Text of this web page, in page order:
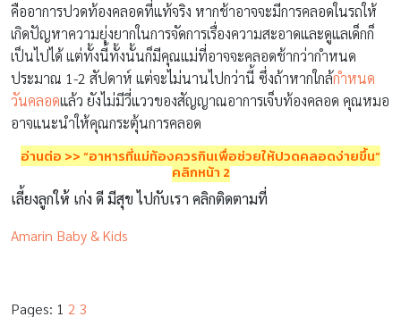
คืออาการปวดท้องคลอดที่แท้จริง หากช้าอาจจะมีการคลอดในรถให้
เกิดปัญหาความยุ่งยากในการจัดการเรื่องความสะอาดและดูแลเด็กก็
เป็นไปได้ แต่ทั้งนี้ทั้งนั้นก็มีคุณแม่ที่อาจจะคลอดช้ากว่ากำหนด
ประมาณ 1-2 สัปดาห์ แต่จะไม่นานไปกว่านี้ ซึ่งถ้าหากใกล้กำหนด
วันคลอดแล้ว ยังไม่มีวี่แววของสัญญาณอาการเจ็บท้องคลอด คุณหมอ
อาจแนะนำให้คุณกระตุ้นการคลอด
อ่านต่อ >>“อาหารที่แม่ท้องควรกินเพื่อช่วยให้ปวดคลอดง่ายขึ้น”
คลิกหน้า 2
เลี้ยงลูกให้ เก่ง ดี มีสุข ไปกับเรา คลิกติดตามที่
Amarin Baby & Kids
Pages: 1 2 3